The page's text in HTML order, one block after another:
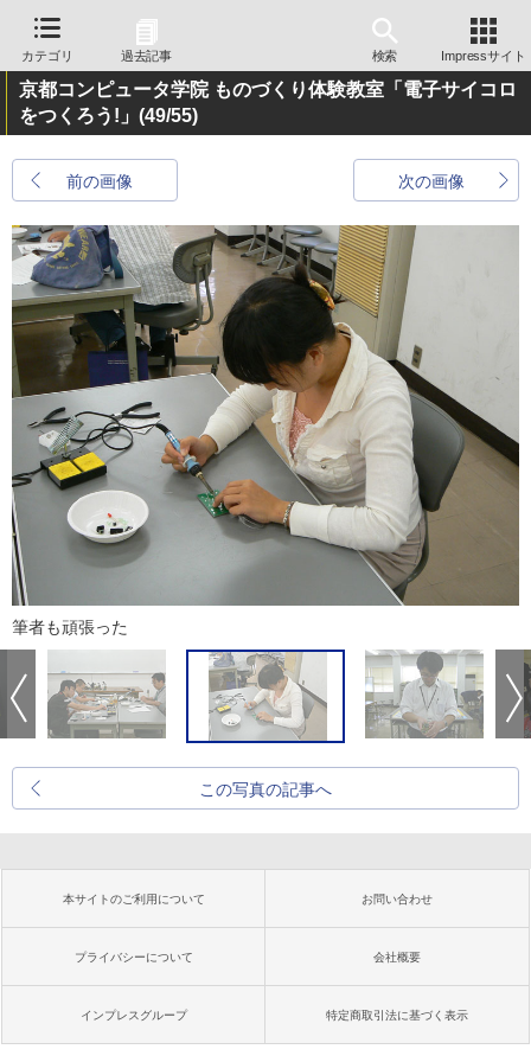
カテゴリ 過去記事 検索 Impressサイト
京都コンピュータ学院 ものづくり体験教室「電子サイコロ
をつくろう!」 (49/55)
前の画像 次の画像
筆者も頑張った
この写真の記事へ
本サイトのご利用について お問い合わせ
プライバシーについて 会社概要
インプレスグループ 特定商取引法に基づく表示